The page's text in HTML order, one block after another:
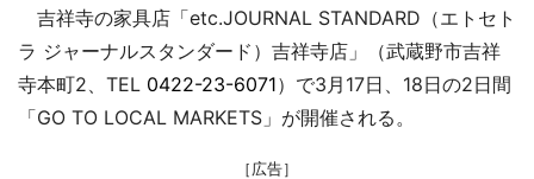
吉祥寺の家具店「etc.JOURNAL STANDARD（エトセト
ラ ジャーナルスタンダード）吉祥寺店」（武蔵野市吉祥
寺本町2、TEL 0422-23-6071）で3月17日、18日の2日間
「GO TO LOCAL MARKETS」が開催される。
［広告］